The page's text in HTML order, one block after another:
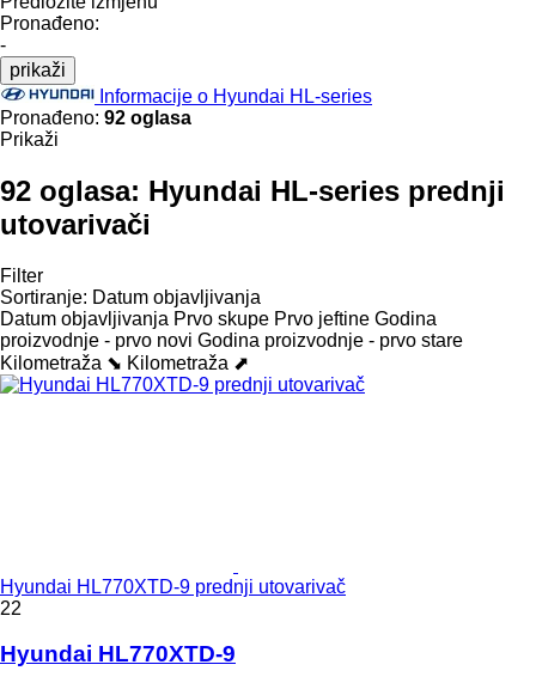
Pronađeno:
-
prikaži
Informacije o Hyundai HL-series
Pronađeno: 92 oglasa
Prikaži
92 oglasa: Hyundai HL-series prednji
utovarivači
Filter
Sortiranje: Datum objavljivanja
Datum objavljivanja Prvo skupe Prvo jeftine Godina
proizvodnje - prvo novi Godina proizvodnje - prvo stare
Kilometraža ⬊ Kilometraža ⬈
Hyundai HL770XTD-9 prednji utovarivač
22
Hyundai HL770XTD-9